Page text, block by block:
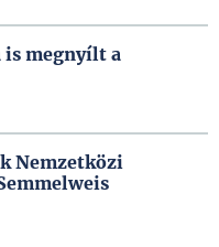
is megnyílt a
Nemzetközi